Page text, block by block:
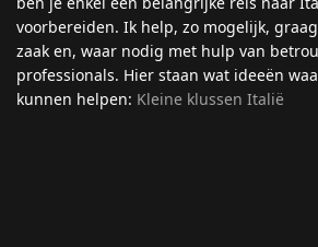
voorbereiden. Ik help, zo mogelijk,
zaak en, waar nodig met hulp van
professionals. Hier staan wat ideeën
kunnen helpen: Kleine klussen Italië